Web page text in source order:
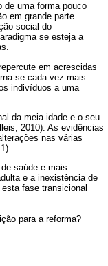
de uma forma pouco
em grande parte
social do
se esteja a
em acrescidas
se cada vez mais
indivíduos a uma
da meia-idade e o seu
2010). As evidências
nas várias
saúde e mais
e a inexistência de
fase transicional
para a reforma?